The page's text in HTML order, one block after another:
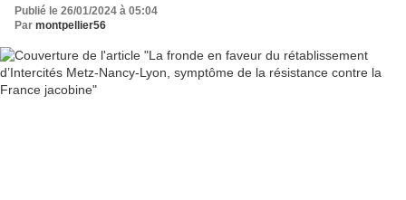
Publié le 26/01/2024 à 05:04
Par montpellier56